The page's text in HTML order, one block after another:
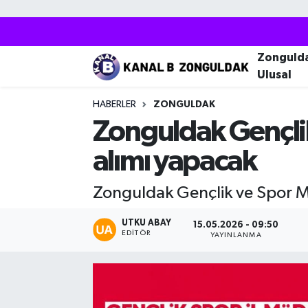
Ulusal
HABERLER ZONGULDAK
Zonguldak
alımı yapacak
Zonguldak Gençlik ve Spor
UTKU ABAY
EDITÖR
15.05.2026 - 09:50
YAYINLANMA
Gökçebey
Zonguldak Nöbetçi Eczaneler
Zonguldak Trafik Yoğunluk Haritası
Puan Durumu ve Fikstür
Tüm Manşetler
Son Dakika Haberleri
Haber Arşivi